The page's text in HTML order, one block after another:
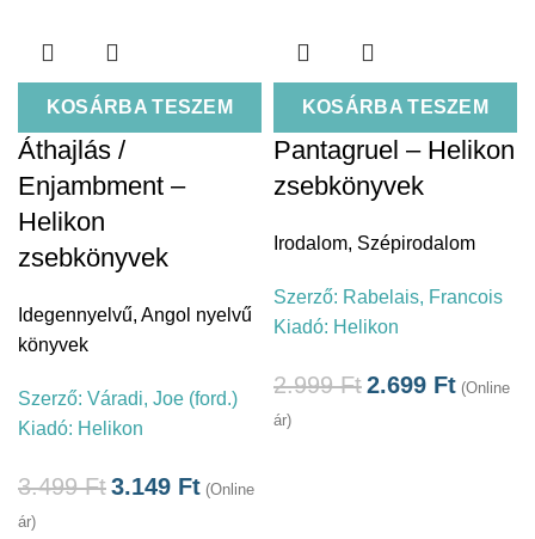
KOSÁRBA TESZEM
Áthajlás /
Enjambment –
Helikon
zsebkönyvek
Idegennyelvű, Angol nyelvű
könyvek
Szerző: Váradi, Joe (ford.)
Kiadó: Helikon
3.499Ft3.149 Ft (Online
ár)
KOSÁRBA TESZEM
Pantagruel – Helikon
zsebkönyvek
Irodalom, Szépirodalom
Szerző: Rabelais, Francois
Kiadó: Helikon
2.999Ft2.699 Ft (Online
ár)